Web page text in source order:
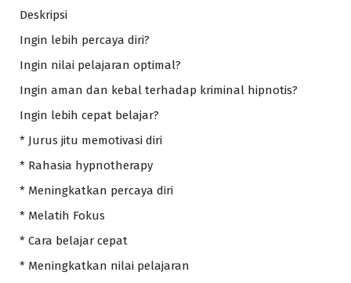
Deskripsi
Ingin lebih percaya diri?
Ingin nilai pelajaran optimal?
Ingin aman dan kebal terhadap kriminal hipnotis?
Ingin lebih cepat belajar?
* Jurus jitu memotivasi diri
* Rahasia hypnotherapy
* Meningkatkan percaya diri
* Melatih Fokus
* Cara belajar cepat
* Meningkatkan nilai pelajaran